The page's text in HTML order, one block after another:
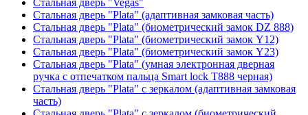
Стальная дверь "Plata" (адаптивная замковая часть)
Стальная дверь "Plata" (биометрический замок DZ 888)
Стальная дверь "Plata" (биометрический замок Y12)
Стальная дверь "Plata" (биометрический замок Y23)
Стальная дверь "Plata" (умная электронная дверная
ручка с отпечатком пальца Smart lock T888 черная)
Стальная дверь "Plata" с зеркалом (адаптивная замковая
часть)